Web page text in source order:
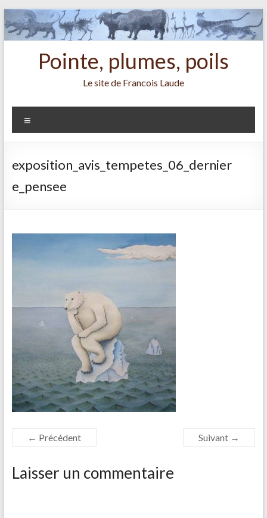
Aller
au
contenu
Pointe, plumes, poils
Le site de Francois Laude
exposition_avis_tempetes_06_dernier
e_pensee
← Précédent Suivant →
Laisser un commentaire